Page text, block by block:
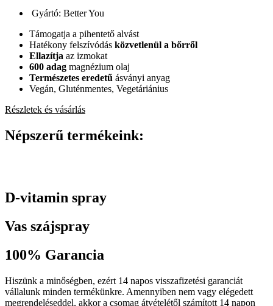
Gyártó: Better You
Támogatja a pihentető alvást
Hatékony felszívódás közvetlenül a bőrről
Ellazítja az izmokat
600 adag magnézium olaj
Természetes eredetű ásványi anyag
Vegán, Gluténmentes, Vegetáriánius
Részletek és vásárlás
Népszerű termékeink:
D-vitamin spray
Vas szájspray
100% Garancia
Hiszünk a minőségben, ezért 14 napos visszafizetési garanciát
vállalunk minden termékünkre. Amennyiben nem vagy elégedett
megrendeléseddel, akkor a csomag átvételétől számított 14 napon